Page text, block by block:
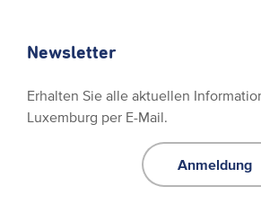
Newsletter
Erhalten Sie alle aktuellen
Luxemburg per E-Mail.
Anmeldung